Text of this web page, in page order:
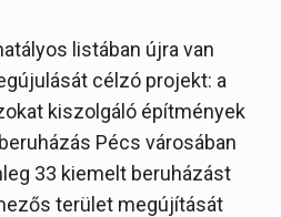
listában újra van
célzó projekt: a
kiszolgáló építmények
Pécs városában
33 kiemelt beruházást
terület megújítását